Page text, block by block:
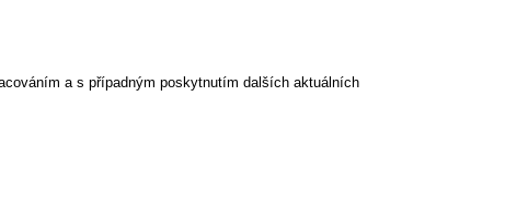
a s případným poskytnutím dalších aktuálních